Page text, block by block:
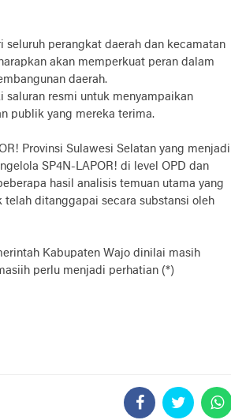
perangkat daerah dan kecamatan
akan memperkuat peran dalam
daerah.
saluran resmi untuk menyampaikan
publik yang mereka terima.
Provinsi Sulawesi Selatan yang menjadi
SP4N-LAPOR! di level OPD dan
hasil analisis temuan utama yang
telah ditanggapai secara substansi oleh
Kabupaten Wajo dinilai masih
perlu menjadi perhatian (*)